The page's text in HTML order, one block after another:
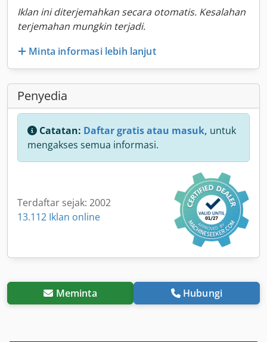
Iklan ini diterjemahkan secara otomatis. Kesalahan
terjemahan mungkin terjadi.
Minta informasi lebih lanjut
Penyedia
Catatan: Daftar gratis atau masuk, untuk
mengakses semua informasi.
Terdaftar sejak: 2002
13.112 Iklan online
Meminta Hubungi